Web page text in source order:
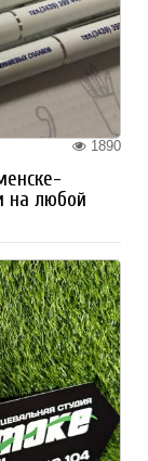
1890
на любой